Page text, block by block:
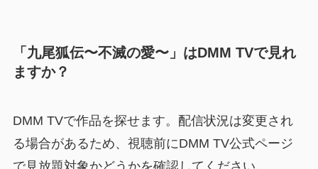
「九尾狐伝〜不滅の愛〜」はDMM TVで見れ
ますか？
DMM TVで作品を探せます。配信状況は変更され
る場合があるため、視聴前にDMM TV公式ページ